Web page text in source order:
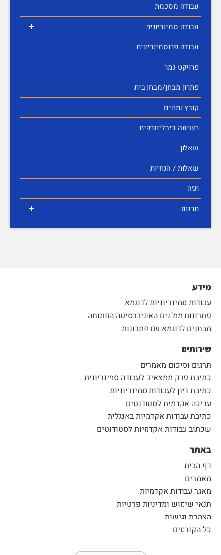
עבודה מסכמת
+
עבודה סמינריונית
עבודה פרוסמינריונית
פרויקט גמר
פתרון מבחן/מבחן בית
קובץ נתונים
רשימה ביבליוגרפית
שאלון
שאלות / הנחיות
תזה
+ תרגום
מידע
עבודות סמינריוניות לדוגמא
פתרונות ממ"נים האוניברסיטה הפתוחה
מבחנים לדוגמא עם פתרונות
שירותים
תרגום וסיכום מאמרים
כתיבת פרק ממצאים לעבודה סמינריונית
כתיבת דיון לעבודות סמינריוניות
עריכה אקדמית לסטודנטים
כתיבת עבודות אקדמיות באנגלית
שכתוב עבודות אקדמיות לסטודנטים
באתר
דף הבית
מאמרים
מאגר עבודות אקדמיות
תנאי שימוש ומדיניות פרטיות
הצהרת נגישות
כל הקורסים